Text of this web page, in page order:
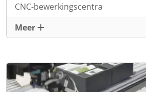
CNC-bewerkingscentra
Meer